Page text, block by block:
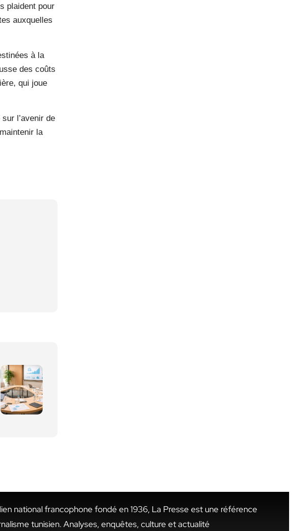
plaident pour
auxquelles
à la
des coûts
qui joue
l’avenir de
la
national francophone fondé en 1936, La Presse est une référence
tunisien. Analyses, enquêtes, culture et actualité